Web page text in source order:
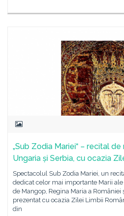
„Sub Zodia Mariei“ – recital
Ungaria și Serbia, cu ocazia
Spectacolul Sub Zodia Mariei, un
dedicat celor mai importante Marii ale
de Mangop, Regina Maria a României
prezentat cu ocazia Zilei Limbii
din